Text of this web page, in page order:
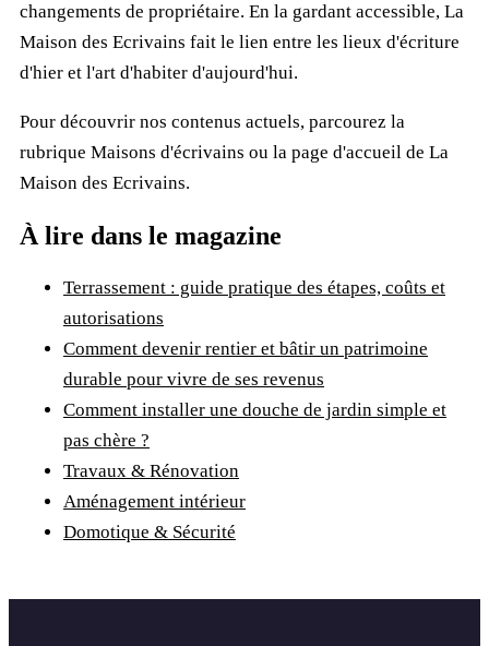
changements de propriétaire. En la gardant accessible, La
Maison des Ecrivains fait le lien entre les lieux d'écriture
d'hier et l'art d'habiter d'aujourd'hui.
Pour découvrir nos contenus actuels, parcourez la
rubrique Maisons d'écrivains ou la page d'accueil de La
Maison des Ecrivains.
À lire dans le magazine
Terrassement : guide pratique des étapes, coûts et
autorisations
Comment devenir rentier et bâtir un patrimoine
durable pour vivre de ses revenus
Comment installer une douche de jardin simple et
pas chère ?
Travaux & Rénovation
Aménagement intérieur
Domotique & Sécurité